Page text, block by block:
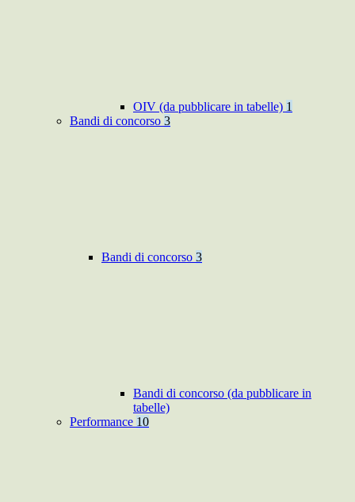
OIV (da pubblicare in tabelle) 1
Bandi di concorso 3
Bandi di concorso 3
Bandi di concorso (da pubblicare in
tabelle)
Performance 10